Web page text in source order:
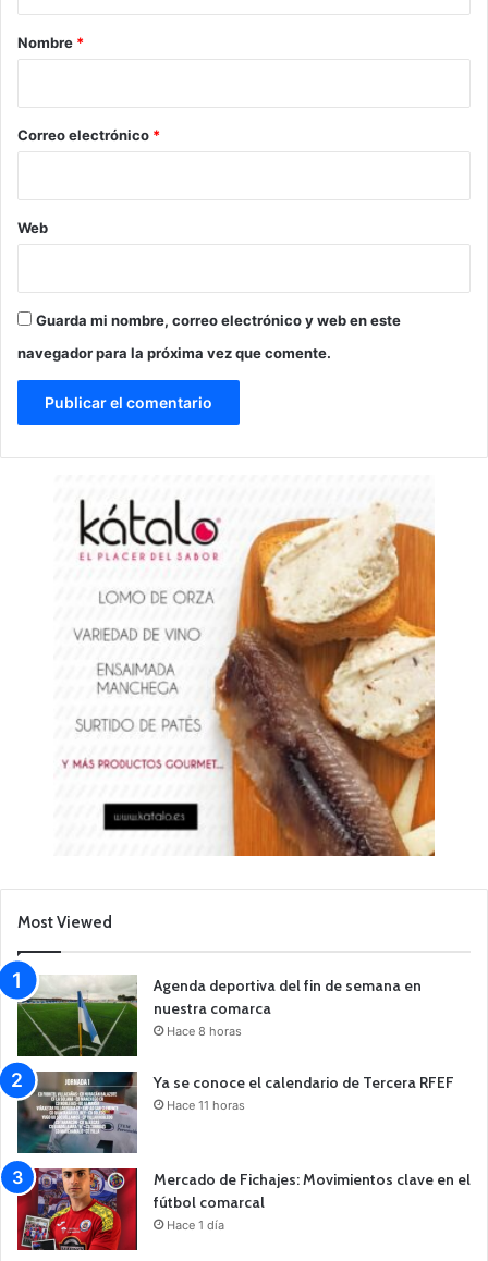
r
*
Nombre *
Correo electrónico *
Web
Guarda mi nombre, correo electrónico y web en este
navegador para la próxima vez que comente.
Most Viewed
Agenda deportiva del fin de semana en
nuestra comarca
Hace 8 horas
Ya se conoce el calendario de Tercera RFEF
Hace 11 horas
Mercado de Fichajes: Movimientos clave en el
fútbol comarcal
Hace 1 día